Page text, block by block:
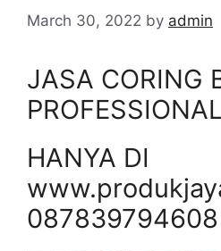
March 30, 2022 by admin
JASA CORING
HANYA DI
087839794608